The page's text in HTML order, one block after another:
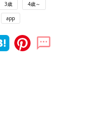
3歳 4歳～
app